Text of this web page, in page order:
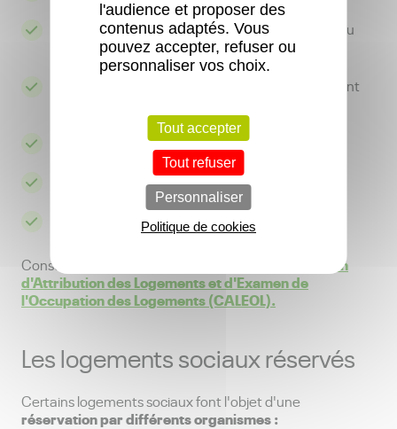
La composition familiale qui détermine le type du
logement
Les ressources du candidat au regard du montant
La situation professionnelle et le lieu de travail
Les problèmes de santé
La situation géographique du logement
Consultez le
Règlement Intérieur de la Commission
d'Attribution des Logements et d'Examen de
l'Occupation des Logements (CALEOL).
Les logements sociaux réservés
Certains logements sociauxfont l'objet d'une
réservation par différents organismes :
l'audience et proposer des
contenus adaptés. Vous
pouvez accepter, refuser ou
personnaliser vos choix.
Tout accepter
Tout refuser
Personnaliser
Politique de cookies